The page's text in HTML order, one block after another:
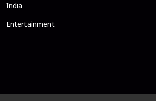
India
Entertainment